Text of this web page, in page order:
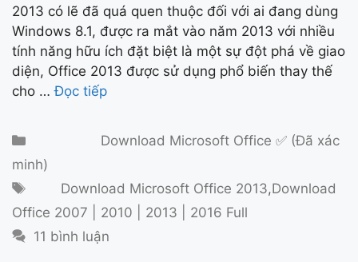
2013 có lẽ đã quá quen thuộc đối với ai đang dùng
Windows 8.1, được ra mắt vào năm 2013 với nhiều
tính năng hữu ích đặt biệt là một sự đột phá về giao
diện, Office 2013 được sử dụng phổ biến thay thế
cho …Đọc tiếp
Danh mụcDownload Microsoft Office ✅ (Đã xác
minh)
ThẻDownload Microsoft Office 2013,Download
Office 2007 | 2010 | 2013 | 2016 Full
11 bình luận